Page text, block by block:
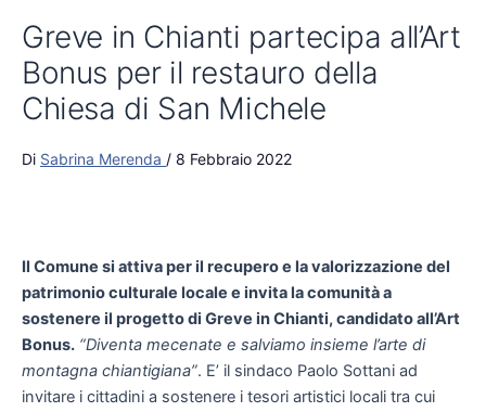
Greve in Chianti partecipa all’Art
Bonus per il restauro della
Chiesa di San Michele
Di Sabrina Merenda / 8 Febbraio 2022
Il Comune si attiva per il recupero e la valorizzazione del
patrimonio culturale locale e invita la comunità a
sostenere il progetto di Greve in Chianti, candidato all’Art
Bonus. “Diventa mecenate e salviamo insieme l’arte di
montagna chiantigiana”. E’ il sindaco Paolo Sottani ad
invitare i cittadini a sostenere i tesori artistici locali tra cui